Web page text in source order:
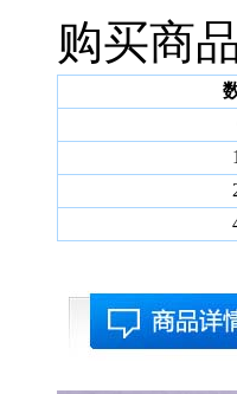
购买商